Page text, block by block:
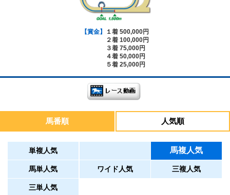
【賞金】
１着 500,000円
２着 100,000円
３着 75,000円
４着 50,000円
５着 25,000円
馬番順 人気順
単複人気 馬複人気
馬単人気 ワイド人気 三複人気
三単人気